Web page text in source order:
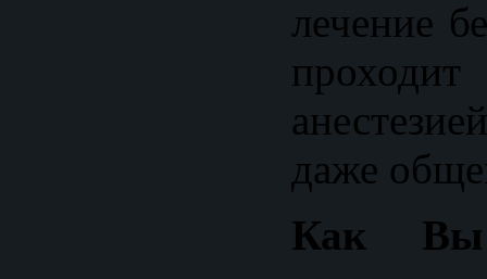
лечение
даже
Как Вы